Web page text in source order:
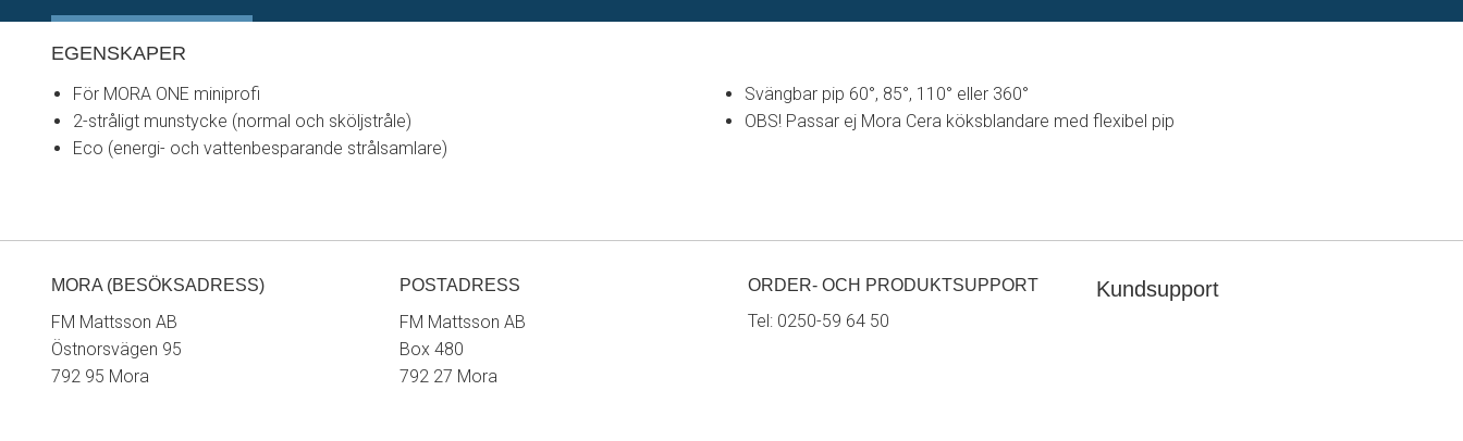
EGENSKAPER
För MORA ONE miniprofi
2-stråligt munstycke (normal och sköljstråle)
Eco (energi- och vattenbesparande strålsamlare)
Svängbar pip 60°, 85°, 110° eller 360°
OBS! Passar ej Mora Cera köksblandare med flexibel pip
MORA (BESÖKSADRESS)
FM Mattsson AB
Östnorsvägen 95
792 95 Mora
POSTADRESS
FM Mattsson AB
Box 480
792 27 Mora
ORDER- OCH PRODUKTSUPPORT
Tel: 0250-59 64 50
Kundsupport